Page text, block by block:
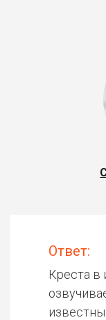
Ответ:
Креста в